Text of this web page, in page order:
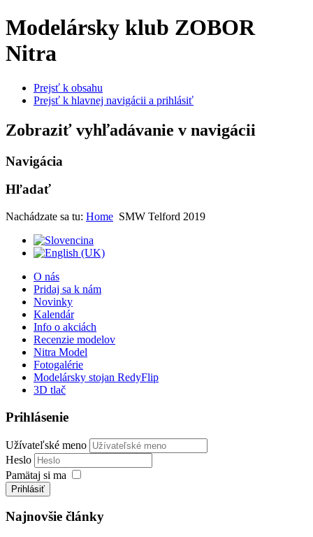
Modelársky klub ZOBOR
Nitra
Prejsť k obsahu
Prejsť k hlavnej navigácii a prihlásiť
Zobraziť vyhľadávanie v navigácii
Navigácia
Hľadať
Nachádzate sa tu: Home SMW Telford 2019
O nás
Pridaj sa k nám
Novinky
Kalendár
Info o akciách
Recenzie modelov
Nitra Model
Fotogalérie
Modelársky stojan RedyFlip
3D tlač
Prihlásenie
Užívateľské meno
Heslo
Pamätaj si ma
Prihlásiť
Najnovšie články